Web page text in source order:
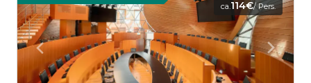
ca.114€/ Pers.